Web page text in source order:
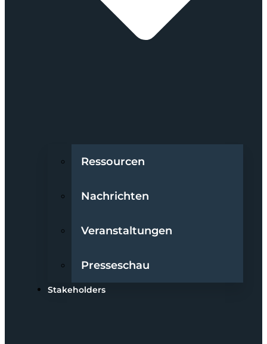
Ressourcen
Nachrichten
Veranstaltungen
Presseschau
Stakeholders